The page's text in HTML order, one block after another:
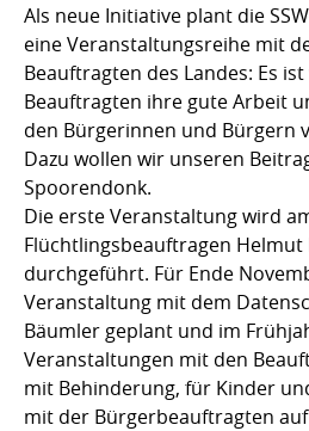
Als neue Initiative plant die
eine Veranstaltungsreihe mit
Beauftragten des Landes: Es
Beauftragten ihre gute Arbeit
den Bürgerinnen und Bürgern
Dazu wollen wir unseren
Spoorendonk.
Die erste Veranstaltung wird
Flüchtlingsbeauftragen Helmut
durchgeführt. Für Ende
Veranstaltung mit dem
Bäumler geplant und im
Veranstaltungen mit den
mit Behinderung, für Kinder
mit der Bürgerbeauftragten